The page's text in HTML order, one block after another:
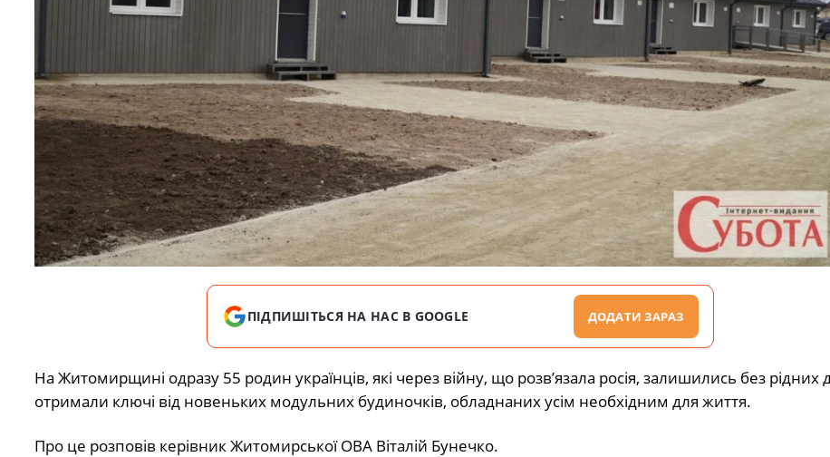
ПІДПИШІТЬСЯ НА НАС В GOOGLE ДОДАТИ ЗАРАЗ
На Житомирщині одразу 55 родин українців, які через війну, що розв’язала росія, залишились без рідних
отримали ключі від новеньких модульних будиночків, обладнаних усім необхідним для життя.
Про це розповів керівник Житомирської ОВА Віталій Бунечко.